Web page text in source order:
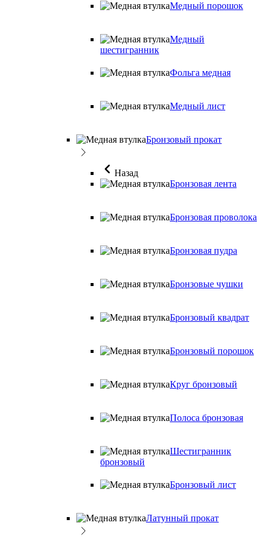
Медный порошок
Медный
шестигранник
Фольга медная
Медный лист
Бронзовый прокат
Назад
Бронзовая лента
Бронзовая проволока
Бронзовая пудра
Бронзовые чушки
Бронзовый квадрат
Бронзовый порошок
Круг бронзовый
Полоса бронзовая
Шестигранник
бронзовый
Бронзовый лист
Латунный прокат